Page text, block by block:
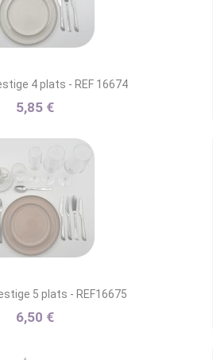
4 plats - REF 16674
5,85 €
5 plats - REF16675
6,50 €